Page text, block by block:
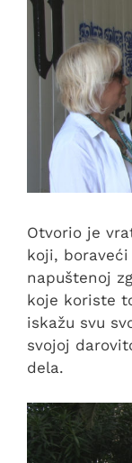
Otvorio je
koji,
napuštenoj
koje koriste
iskažu svu
svojoj
dela.